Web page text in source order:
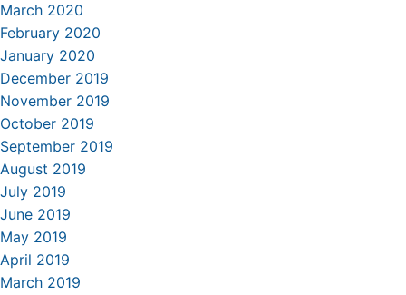
March 2020
February 2020
January 2020
December 2019
November 2019
October 2019
September 2019
August 2019
July 2019
June 2019
May 2019
April 2019
March 2019